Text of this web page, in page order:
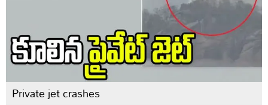
Private jet crashes